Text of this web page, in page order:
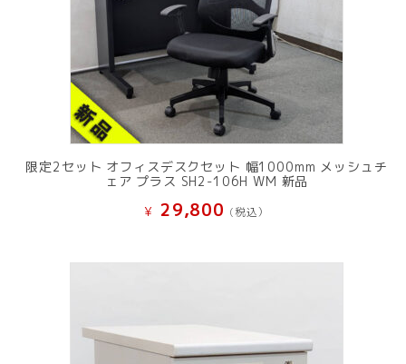
限定2セット オフィスデスクセット 幅1000mm メッシュチ
ェア プラス SH2-106H WM 新品
¥ 29,800 (税込）